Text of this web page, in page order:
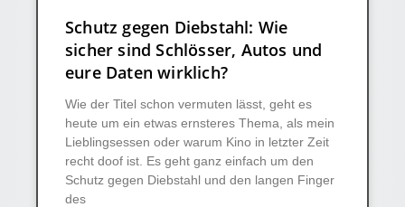
Schutz gegen Diebstahl: Wie
sicher sind Schlösser, Autos und
eure Daten wirklich?
Wie der Titel schon vermuten lässt, geht es
heute um ein etwas ernsteres Thema, als mein
Lieblingsessen oder warum Kino in letzter Zeit
recht doof ist. Es geht ganz einfach um den
Schutz gegen Diebstahl und den langen Finger
des